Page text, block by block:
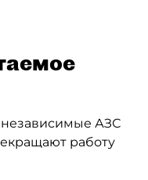
независимые АЗС
работу